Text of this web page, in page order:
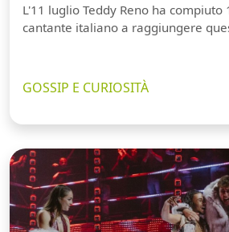
L'11 luglio Teddy Reno ha
cantante italiano a raggiungere
GOSSIP E CURIOSITÀ